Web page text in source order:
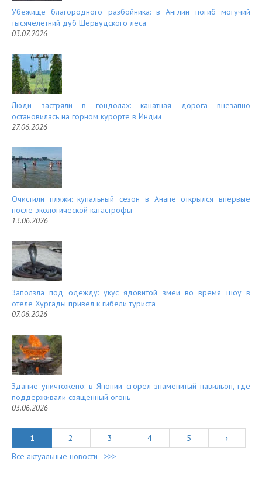
Убежище благородного разбойника: в Англии погиб могучий
тысячелетний дуб Шервудского леса
03.07.2026
Люди застряли в гондолах: канатная дорога внезапно
остановилась на горном курорте в Индии
27.06.2026
Очистили пляжи: купальный сезон в Анапе открылся впервые
после экологической катастрофы
13.06.2026
Заползла под одежду: укус ядовитой змеи во время шоу в
отеле Хургады привёл к гибели туриста
07.06.2026
Здание уничтожено: в Японии сгорел знаменитый павильон, где
поддерживали священный огонь
03.06.2026
1 2 3 4 5
›
Все актуальные новости =>>>